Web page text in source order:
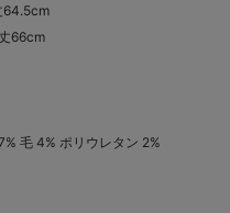
64.5cm
66cm
毛 4% ポリウレタン 2%